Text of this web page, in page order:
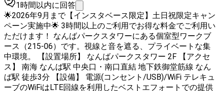
1時間以内に回答
🌟2026年9月まで【インスタベース限定】土日祝限定キャン
ペーン実施中🌟 3時間以上のご利用でお得な料金でご利用い
ただけます！ なんばパークスタワーにある個室型ワークブ
ース（215-06）です。視線と音を遮る、プライベートな集
中環境。 【設置場所】 なんばパークスタワー 2F 【アクセ
ス】 南海 なんば駅 中央口・南口直結 地下鉄御堂筋線 なん
ば駅 徒歩3分 【設備】 電源(コンセント/USB)/WiFi テレキュ
ーブのWiFiはLTE回線を利用したベストエフォートでの提供